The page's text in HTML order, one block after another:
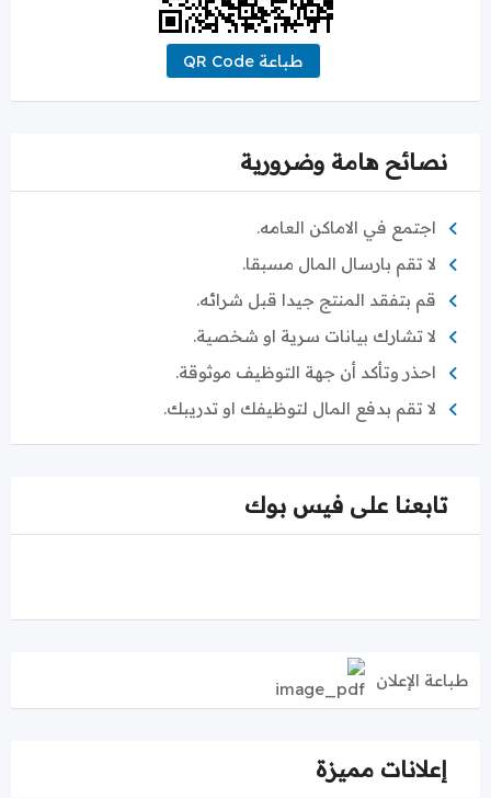
طباعة QR Code
نصائح هامة وضرورية
اجتمع في الاماكن العامه.
لا تقم بارسال المال مسبقا.
قم بتفقد المنتج جيدا قبل شرائه.
لا تشارك بيانات سرية او شخصية.
احذر وتأكد أن جهة التوظيف موثوقة.
لا تقم بدفع المال لتوظيفك او تدريبك.
تابعنا على فيس بوك
طباعة الإعلان
إعلانات مميزة